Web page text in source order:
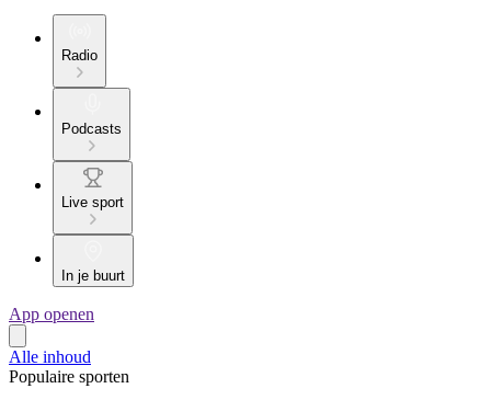
Radio
Podcasts
Live sport
In je buurt
App openen
Alle inhoud
Populaire sporten